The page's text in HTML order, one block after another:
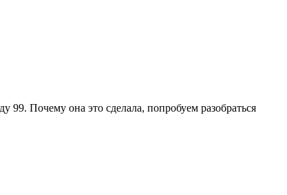
Почему она это сделала, попробуем разобраться